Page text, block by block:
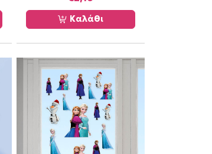
Καλάθι